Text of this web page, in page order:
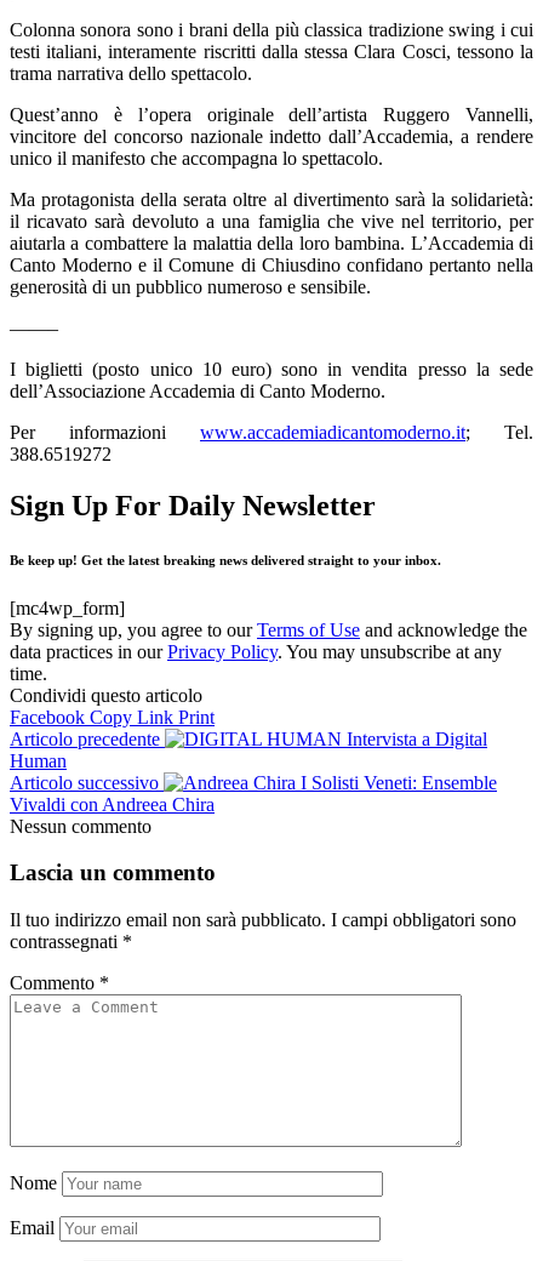
Colonna sonora sono i brani della più classica tradizione swing i cui
testi italiani, interamente riscritti dalla stessa Clara Cosci, tessono la
trama narrativa dello spettacolo.
Quest’anno è l’opera originale dell’artista Ruggero Vannelli,
vincitore del concorso nazionale indetto dall’Accademia, a rendere
unico il manifesto che accompagna lo spettacolo.
Ma protagonista della serata oltre al divertimento sarà la solidarietà:
il ricavato sarà devoluto a una famiglia che vive nel territorio, per
aiutarla a combattere la malattia della loro bambina. L’Accademia di
Canto Moderno e il Comune di Chiusdino confidano pertanto nella
generosità di un pubblico numeroso e sensibile.
——–
I biglietti (posto unico 10 euro) sono in vendita presso la sede
dell’Associazione Accademia di Canto Moderno.
Per informazioni www.accademiadicantomoderno.it; Tel.
388.6519272
Sign Up For Daily Newsletter
Be keep up! Get the latest breaking news delivered straight to your inbox.
[mc4wp_form]
By signing up, you agree to ourTerms of Use and acknowledge the
data practices in ourPrivacy Policy. You may unsubscribe at any
time.
Condividi questo articolo
Facebook Copy Link Print
Articolo precedente
Intervista a Digital
Human
Articolo successivo
I Solisti Veneti: Ensemble
Vivaldi con Andreea Chira
Nessun commento
Lascia un commento
Il tuo indirizzo email non sarà pubblicato. I campi obbligatori sono
contrassegnati *
Commento *
Nome
Email